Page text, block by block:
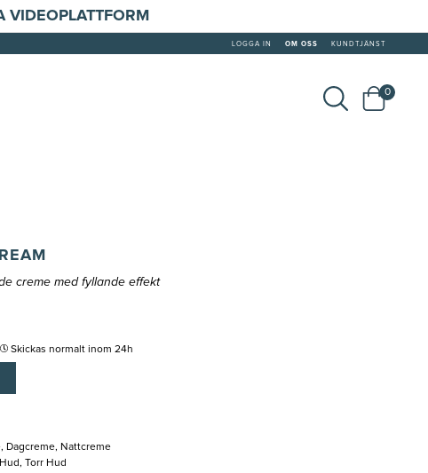
VIDEOPLATTFORM
LOGGA IN OM OSS KUNDTJÄNST
0
creme med fyllande effekt
Skickas normalt inom 24h
Dagcreme, Nattcreme
Torr Hud